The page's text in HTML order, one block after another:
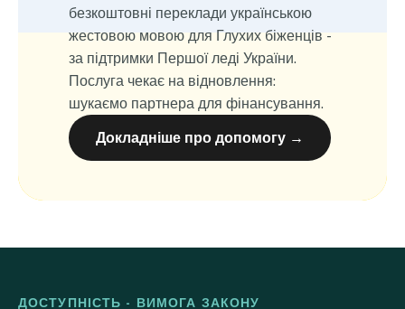
безкоштовні переклади українською
жестовою мовою для Глухих біженців -
за підтримки Першої леді України.
Послуга чекає на відновлення:
шукаємо партнера для фінансування.
Докладніше про допомогу →
ДОСТУПНІСТЬ - ВИМОГА ЗАКОНУ